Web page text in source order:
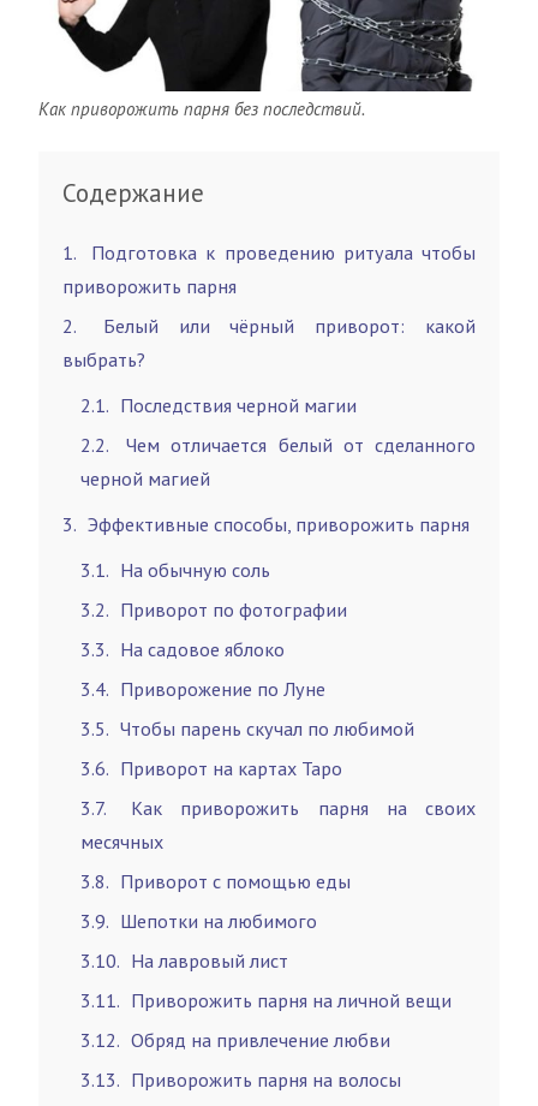
Как приворожить парня без последствий.
Содержание
1
Подготовка к проведению ритуала чтобы
приворожить парня
2
Белый или чёрный приворот: какой
выбрать?
2.1
Последствия черной магии
2.2
Чем отличается белый от сделанного
черной магией
3
Эффективные способы, приворожить парня
3.1
На обычную соль
3.2
Приворот по фотографии
3.3
На садовое яблоко
3.4
Приворожение по Луне
3.5
Чтобы парень скучал по любимой
3.6
Приворот на картах Таро
3.7
Как приворожить парня на своих
месячных
3.8
Приворот с помощью еды
3.9
Шепотки на любимого
3.10
На лавровый лист
3.11
Приворожить парня на личной вещи
3.12
Обряд на привлечение любви
3.13
Приворожить парня на волосы